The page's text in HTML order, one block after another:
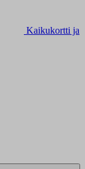
Kaikukortti ja